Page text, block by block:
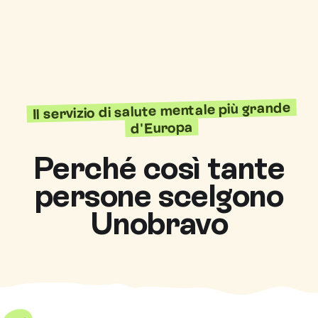
Il servizio di salute mentale più grande
d'Europa
Perché così tante
persone scelgono
Unobravo